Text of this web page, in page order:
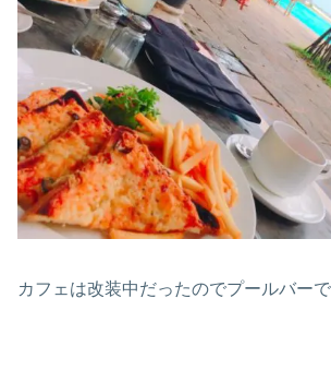
カフェは改装中だったのでプールバーで